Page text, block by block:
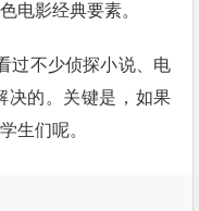
电影经典要素。
过不少侦探小说、电
决的。关键是，如果
生们呢。